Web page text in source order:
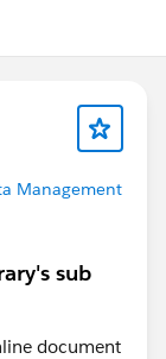
Management
sub
document